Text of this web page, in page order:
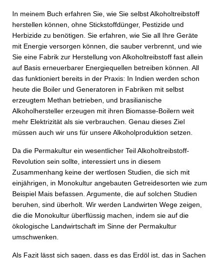
In meinem Buch erfahren Sie, wie Sie selbst Alkoholtreibstoff
herstellen können, ohne Stickstoffdünger, Pestizide und
Herbizide zu benötigen. Sie erfahren, wie Sie all Ihre Geräte
mit Energie versorgen können, die sauber verbrennt, und wie
Sie eine Fabrik zur Herstellung von Alkoholtreibstoff fast allein
auf Basis erneuerbarer Energiequellen betreiben können. All
das funktioniert bereits in der Praxis: In Indien werden schon
heute die Boiler und Generatoren in Fabriken mit selbst
erzeugtem Methan betrieben, und brasilianische
Alkoholhersteller erzeugen mit ihren Biomasse-Boilern weit
mehr Elektrizität als sie verbrauchen. Genau dieses Ziel
müssen auch wir uns für unsere Alkoholproduktion setzen.
Da die Permakultur ein wesentlicher Teil Alkoholtreibstoff-
Revolution sein sollte, interessiert uns in diesem
Zusammenhang keine der wertlosen Studien, die sich mit
einjährigen, in Monokultur angebauten Getreidesorten wie zum
Beispiel Mais befassen. Argumente, die auf solchen Studien
beruhen, sind überholt. Wir werden Landwirten Wege zeigen,
die die Monokultur überflüssig machen, indem sie auf die
ökologische Landwirtschaft im Sinne der Permakultur
umschwenken.
Als Fazit lässt sich sagen, dass es das Erdöl ist, das in Sachen